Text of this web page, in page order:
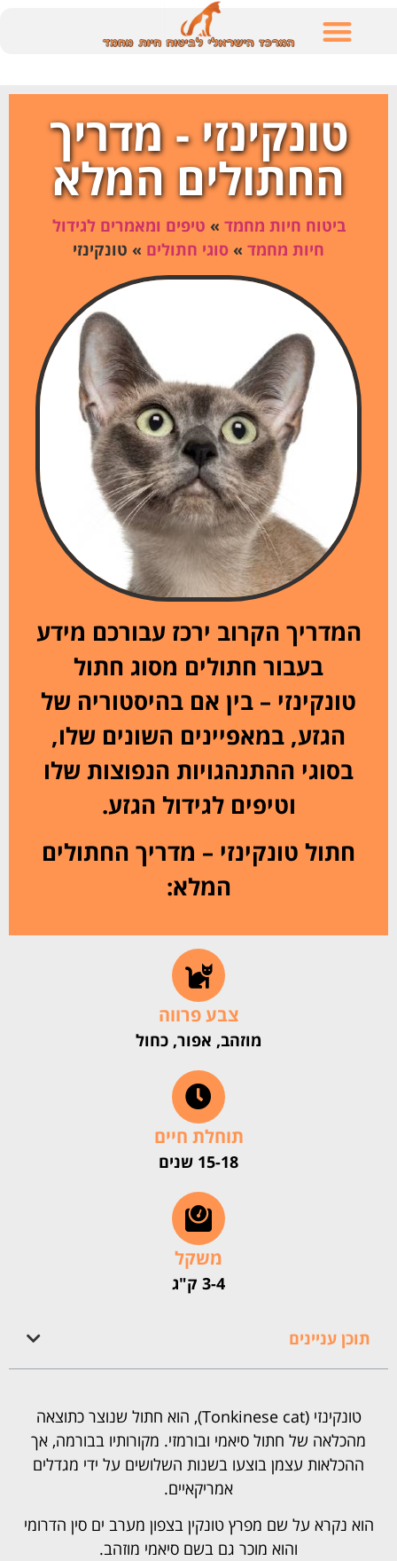
טונקינזי - מדריך
החתולים המלא
ביטוח חיות מחמד » טיפים ומאמרים לגידול
חיות מחמד » סוגי חתולים » טונקינזי
המדריך הקרוב ירכז עבורכם מידע
בעבור חתולים מסוג חתול
טונקינזי – בין אם בהיסטוריה של
הגזע, במאפיינים השונים שלו,
בסוגי ההתנהגויות הנפוצות שלו
וטיפים לגידול הגזע.
חתול טונקינזי – מדריך החתולים
המלא:
צבע פרווה
מוזהב, אפור, כחול
תוחלת חיים
15-18 שנים
משקל
3-4 ק"ג
תוכן עניינים
טונקינזי (Tonkinese cat), הוא חתול שנוצר כתוצאה
מהכלאה של חתול סיאמי ובורמזי. מקורותיו בבורמה, אך
ההכלאות עצמן בוצעו בשנות השלושים על ידי מגדלים
אמריקאיים.
הוא נקרא על שם מפרץ טונקין בצפון מערב ים סין הדרומי
והוא מוכר גם בשם סיאמי מוזהב.